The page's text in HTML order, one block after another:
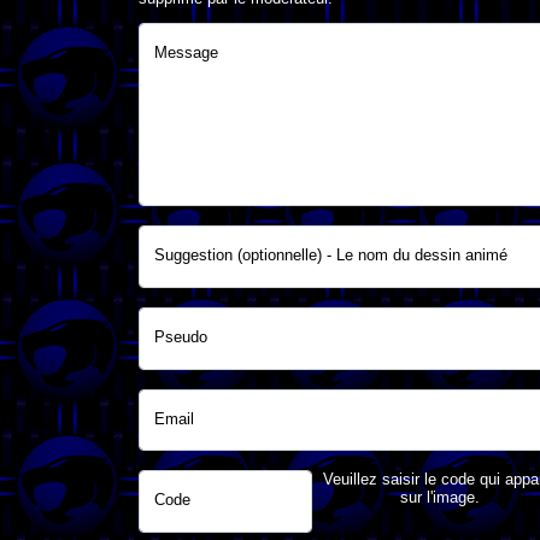
Message
Suggestion (optionnelle) - Le nom du dessin animé
Pseudo
Email
Code
Veuillez saisir le code qui
sur l'image.